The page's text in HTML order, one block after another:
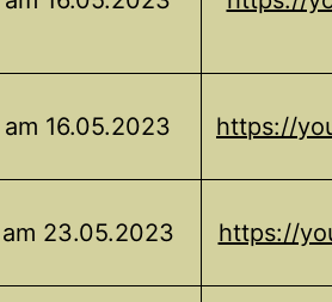
am 16.05.2023 https://
am 23.05.2023 https://